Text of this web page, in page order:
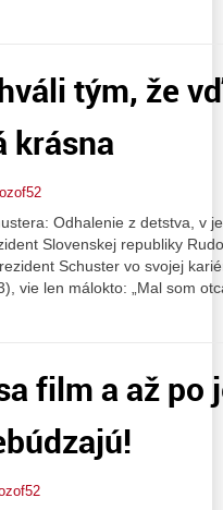
tým, že
krásna
Odhalenie z detstva, v
Slovenskej republiky
Schuster vo svojej
vie len málokto: „Mal som
film a až po